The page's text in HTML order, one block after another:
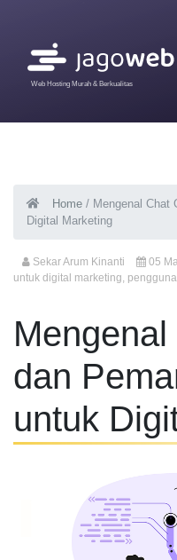
Web Hosting Murah & Berkualitas
Home / Mengenal Chat
Digital Marketing
Sekar Arum Kinanti 05
untuk digital marketing,
dan
untuk